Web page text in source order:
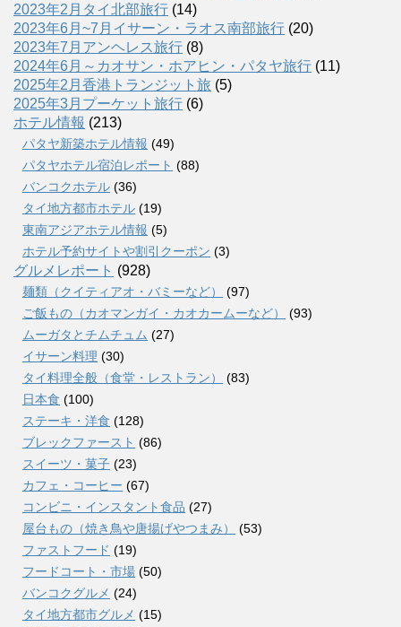
2023年2月タイ北部旅行 (14)
2023年6月~7月イサーン・ラオス南部旅行 (20)
2023年7月アンヘレス旅行 (8)
2024年6月～カオサン・ホアヒン・パタヤ旅行 (11)
2025年2月香港トランジット旅 (5)
2025年3月プーケット旅行 (6)
ホテル情報 (213)
パタヤ新築ホテル情報 (49)
パタヤホテル宿泊レポート (88)
バンコクホテル (36)
タイ地方都市ホテル (19)
東南アジアホテル情報 (5)
ホテル予約サイトや割引クーポン (3)
グルメレポート (928)
麺類（クイティアオ・バミーなど）
(97)
ご飯もの（カオマンガイ・カオカームーなど）
(93)
ムーガタとチムチュム (27)
イサーン料理 (30)
タイ料理全般（食堂・レストラン）
(83)
日本食 (100)
ステーキ・洋食 (128)
ブレックファースト (86)
スイーツ・菓子 (23)
カフェ・コーヒー (67)
コンビニ・インスタント食品 (27)
屋台もの（焼き鳥や唐揚げやつまみ）
(53)
ファストフード (19)
フードコート・市場 (50)
バンコクグルメ (24)
タイ地方都市グルメ (15)